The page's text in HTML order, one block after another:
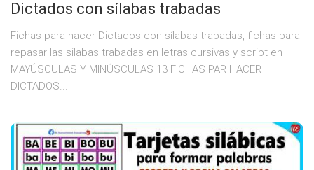
Dictados con sílabas trabadas
Fichas para hacer Dictados con sílabas trabadas, fichas para
repasar las silabas trabadas en letras cursivas y script en
MAYÚSCULAS Y MINÚSCULAS 13 FICHAS PAR HACER
DICTADOS...